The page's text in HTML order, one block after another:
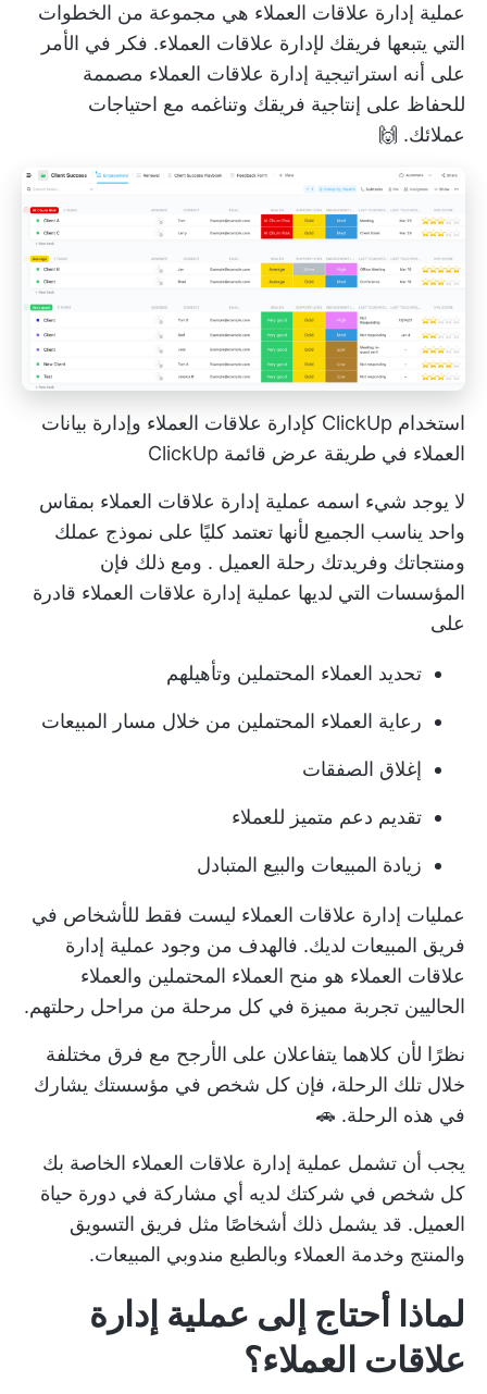
عملية إدارة علاقات العملاء هي مجموعة من الخطوات
التي يتبعها فريقك لإدارة علاقات العملاء. فكر في الأمر
على أنه استراتيجية إدارة علاقات العملاء مصممة
للحفاظ على إنتاجية فريقك وتناغمه مع احتياجات
عملائك. 🙌
استخدام ClickUp كإدارة علاقات العملاء وإدارة بيانات
العملاء في طريقة عرض قائمة ClickUp
لا يوجد شيء اسمه عملية إدارة علاقات العملاء بمقاس
واحد يناسب الجميع لأنها تعتمد كليًا على نموذج عملك
ومنتجاتك وفريدتك رحلة العميل . ومع ذلك فإن
المؤسسات التي لديها عملية إدارة علاقات العملاء قادرة
على
تحديد العملاء المحتملين وتأهيلهم
رعاية العملاء المحتملين من خلال مسار المبيعات
إغلاق الصفقات
تقديم دعم متميز للعملاء
زيادة المبيعات والبيع المتبادل
عمليات إدارة علاقات العملاء ليست فقط للأشخاص في
فريق المبيعات لديك. فالهدف من وجود عملية إدارة
علاقات العملاء هو منح العملاء المحتملين والعملاء
الحاليين تجربة مميزة في كل مرحلة من مراحل رحلتهم.
نظرًا لأن كلاهما يتفاعلان على الأرجح مع فرق مختلفة
خلال تلك الرحلة، فإن كل شخص في مؤسستك يشارك
في هذه الرحلة. 🚗
يجب أن تشمل عملية إدارة علاقات العملاء الخاصة بك
كل شخص في شركتك لديه أي مشاركة في دورة حياة
العميل. قد يشمل ذلك أشخاصًا مثل فريق التسويق
والمنتج وخدمة العملاء وبالطبع مندوبي المبيعات.
لماذا أحتاج إلى عملية إدارة
علاقات العملاء؟